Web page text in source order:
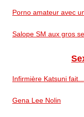
Porno amateur avec
Salope SM aux gros
Infirmière Katsuni fait...
Gena Lee Nolin